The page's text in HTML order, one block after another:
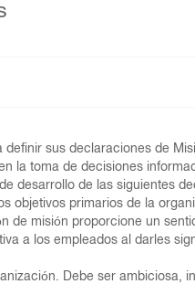
sus declaraciones de
la toma de decisiones
desarrollo de las siguientes
objetivos primarios de la
de misión proporcione un
a los empleados al darles
Debe ser